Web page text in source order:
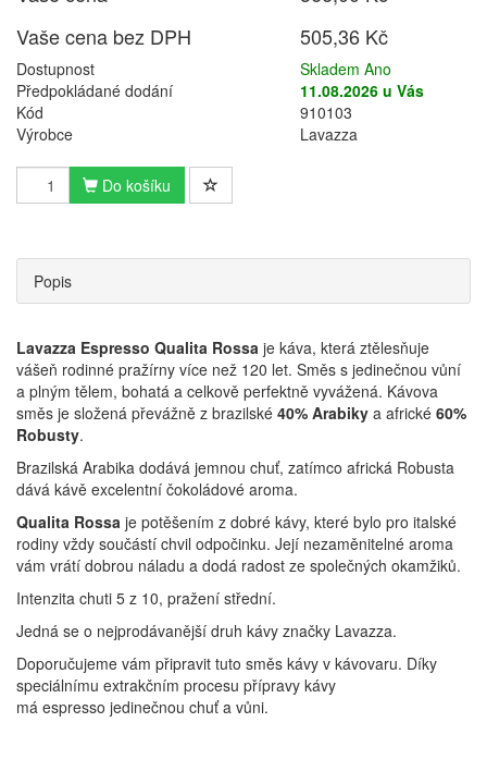
Vaše cena bez DPH
505,36 Kč
Dostupnost
Skladem Ano
Předpokládané dodání
11.08.2026 u Vás
Kód
910103
Výrobce
Lavazza
Do košíku
Popis
Lavazza Espresso Qualita Rossa je káva, která ztělesňuje
vášeň rodinné pražírny více než 120 let. Směs s jedinečnou vůní
a plným tělem, bohatá a celkově perfektně vyvážená. Kávova
směs je složená převážně z brazilské 40% Arabiky a africké 60%
Robusty.
Brazilská Arabika dodává jemnou chuť, zatímco africká Robusta
dává kávě excelentní čokoládové aroma.
Qualita Rossa je potěšením z dobré kávy, které bylo pro italské
rodiny vždy součástí chvil odpočinku. Její nezaměnitelné aroma
vám vrátí dobrou náladu a dodá radost ze společných okamžiků.
Intenzita chuti 5 z 10, pražení střední.
Jedná se o nejprodávanější druh kávy značky Lavazza.
Doporučujeme vám připravit tuto směs kávy v kávovaru. Díky
speciálnímu extrakčním procesu přípravy kávy
má espresso jedinečnou chuť a vůni.